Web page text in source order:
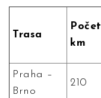
Trasa
Počet
km
Praha –
Brno
210